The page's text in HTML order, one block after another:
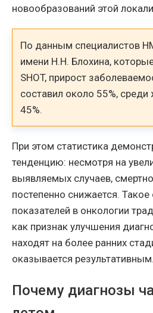
новообразований этой
По данным специалистов
имени Н.Н. Блохина,
SHOT, прирост
составил около 55%,
45%.
При этом статистика
тенденцию: несмотря на
выявляемых случаев,
постепенно снижается. Такое
показателей в онкологии
как признак улучшения
находят на более ранних
оказывается результативным.
Почему диагнозы